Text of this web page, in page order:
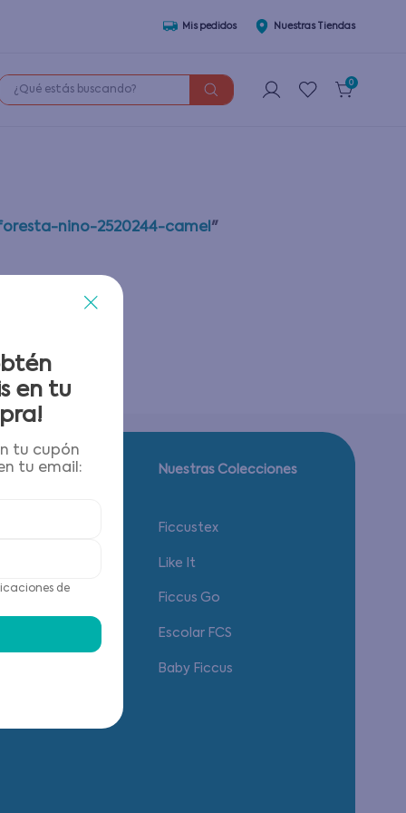
Mis pedidos Nuestras Tiendas
estás buscando? 0
nino-2520244-camel "
Guía de tallas. Nuestras Colecciones
Ficcustex
Like It
Ficcus Go
Escolar FCS
Baby Ficcus
en tu
tu cupón
tu email:
de